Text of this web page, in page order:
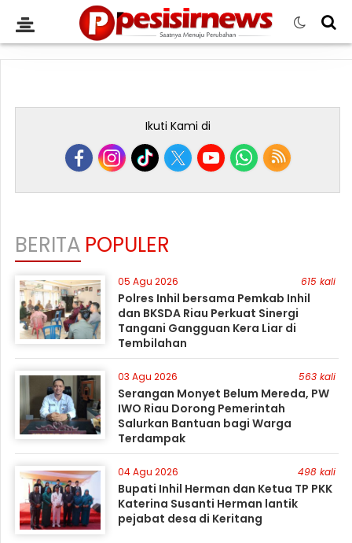
Ikuti Kami di
BERITA POPULER
05 Agu 2026 615 kali
Polres Inhil bersama Pemkab Inhil
dan BKSDA Riau Perkuat Sinergi
Tangani Gangguan Kera Liar di
Tembilahan
03 Agu 2026 563 kali
Serangan Monyet Belum Mereda, PW
IWO Riau Dorong Pemerintah
Salurkan Bantuan bagi Warga
Terdampak
04 Agu 2026 498 kali
Bupati Inhil Herman dan Ketua TP PKK
Katerina Susanti Herman lantik
pejabat desa di Keritang